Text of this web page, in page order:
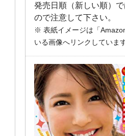
発売日順（新しい順）
ので注意して下さい。
※ 表紙イメージは「
いる画像へリンクしています